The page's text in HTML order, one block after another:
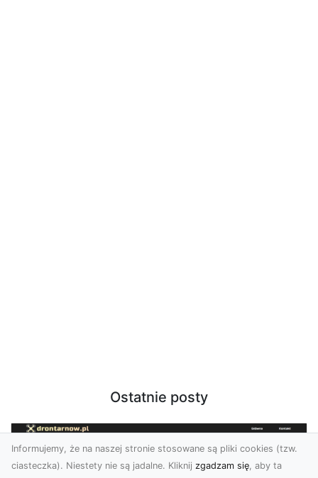
Ostatnie posty
Informujemy, że na naszej stronie stosowane są pliki cookies (tzw.
ciasteczka). Niestety nie są jadalne. Kliknij zgadzam się, aby ta